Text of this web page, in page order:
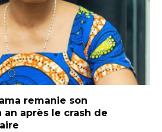
remanie son
après le crash de